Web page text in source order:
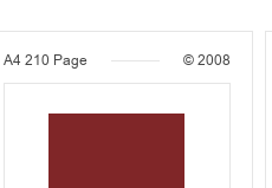
A4 210 Page © 2008